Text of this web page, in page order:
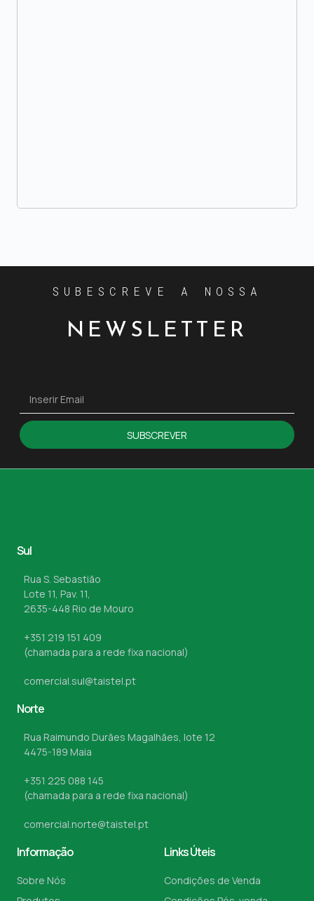
SUBESCREVE A NOSSA
NEWSLETTER
SUBSCREVER
Sul
Rua S. Sebastião
Lote 11, Pav. 11,
2635-448 Rio de Mouro
+351 219 151 409
(chamada para a rede fixa nacional)
comercial.sul@taistel.pt
Norte
Rua Raimundo Durães Magalhães, lote 12
4475-189 Maia
+351 225 088 145
(chamada para a rede fixa nacional)
comercial.norte@taistel.pt
Informação
Sobre Nós
Links Úteis
Condições de Venda